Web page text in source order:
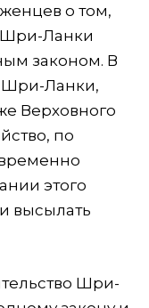
о том,
Шри-Ланки
законом. В
Шри-Ланки,
Верховного
по
этого
высылать
Шри-